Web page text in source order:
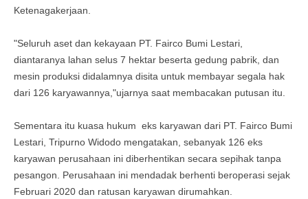
Ketenagakerjaan.
"Seluruh aset dan kekayaan PT. Fairco Bumi Lestari,
diantaranya lahan selus 7 hektar beserta gedung pabrik, dan
mesin produksi didalamnya disita untuk membayar segala hak
dari 126 karyawannya,"ujarnya saat membacakan putusan itu.
Sementara itu kuasa hukum eks karyawan dari PT. Fairco Bumi
Lestari, Tripurno Widodo mengatakan, sebanyak 126 eks
karyawan perusahaan ini diberhentikan secara sepihak tanpa
pesangon. Perusahaan ini mendadak berhenti beroperasi sejak
Februari 2020 dan ratusan karyawan dirumahkan.